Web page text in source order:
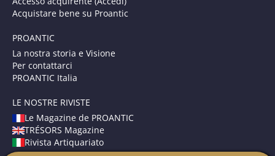
Acquistare bene su Proantic
PROANTIC
La nostra storia e Visione
Per contattarci
PROANTIC Italia
LE NOSTRE RIVISTE
Le Magazine de PROANTIC
TRÉSORS Magazine
Rivista Artiquariato